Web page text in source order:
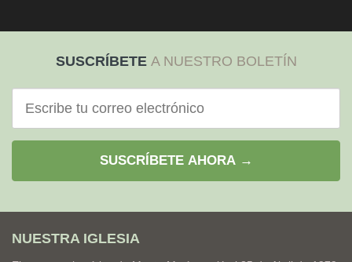
SUSCRÍBETE A NUESTRO BOLETÍN
electrónico
SUSCRÍBETE AHORA →
NUESTRA IGLESIA